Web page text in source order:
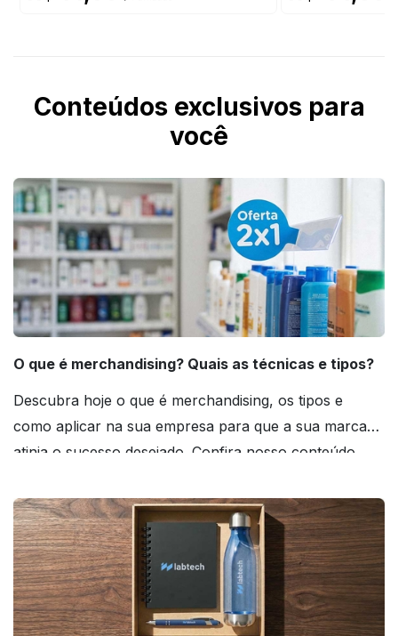
Conteúdos exclusivos para
você
O que é merchandising? Quais as técnicas e tipos?
Descubra hoje o que é merchandising, os tipos e
como aplicar na sua empresa para que a sua marca
atinja o sucesso desejado. Confira nosso conteúdo